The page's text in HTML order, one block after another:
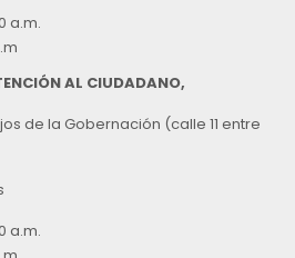
a.m.
AL CIUDADANO,
de la Gobernación (calle 11 entre
a.m.